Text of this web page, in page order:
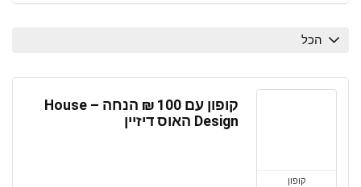
הכל
קופון
קופון עם 100 ₪ הנחה – House
Design האוס דיזיין